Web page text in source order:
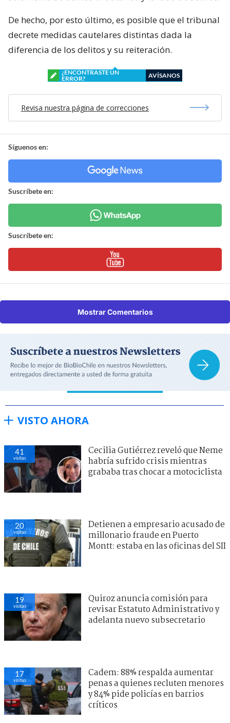
De hecho, por esto último, es posible que el tribunal
decrete medidas cautelares distintas dada la
diferencia de los delitos y su reiteración.
¿ENCONTRASTE UN
ERROR?
AVÍSANOS
Revisa nuestra página de correcciones
Síguenos en:
Suscríbete en:
Suscríbete en:
Mostrar Comentarios
VISTO AHORA
41
visitas
Cecilia Gutiérrez reveló que Neme
habría sufrido crisis mientras
grababa tras chocar a motociclista
20
visitas
Detienen a empresario acusado de
millonario fraude en Puerto
Montt: estaba en las oficinas del SII
19
visitas
Quiroz anuncia comisión para
revisar Estatuto Administrativo y
adelanta nuevo subsecretario
17
visitas
Cadem: 88% respalda aumentar
penas a quienes recluten menores
y 84% pide policías en barrios
críticos